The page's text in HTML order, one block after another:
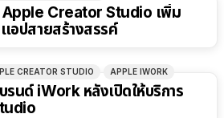
Creator Studio เพิ่ม
อปสายสร้างสรรค์
CREATOR STUDIO APPLE IWORK
รนด์ iWork หลังเปิดให้บริการ